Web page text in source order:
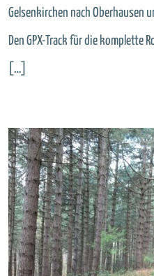
Gelsenkirchen nach Oberhausen
Den GPX-Track für die
[…]